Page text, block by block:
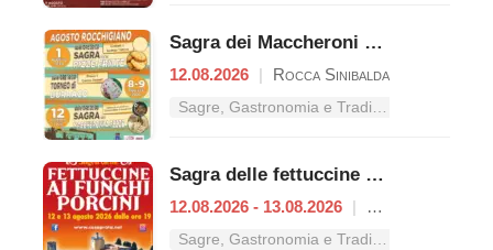
Sagra dei Maccheroni a Fezze
12.08.2026 Rocca Sinibalda
Sagre, Gastronomia e Tradizioni nel Lazio
Sagra delle fettuccine ai funghi porcini
12.08.2026 - 13.08.2026
Sagre, Gastronomia e Tradizioni nel Lazio